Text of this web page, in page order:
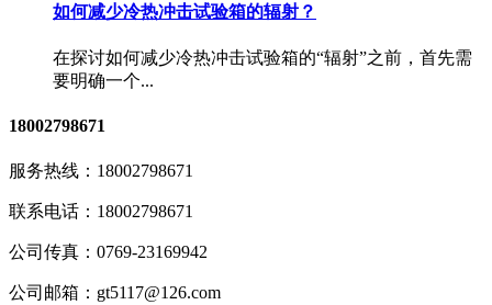
如何减少冷热冲击试验箱的辐射？
在探讨如何减少冷热冲击试验箱的“辐射”之前，首先需
要明确一个...
18002798671
服务热线： 18002798671
联系电话： 18002798671
公司传真： 0769-23169942
公司邮箱： gt5117@126.com